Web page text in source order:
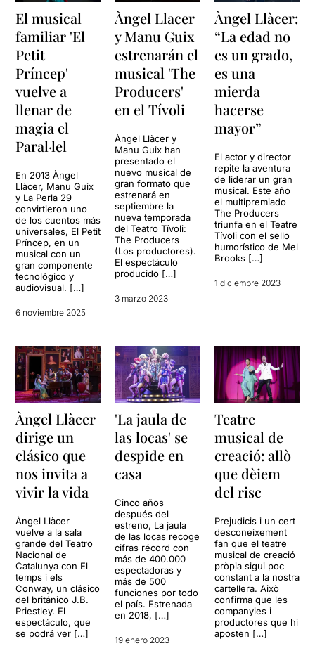
El musical
familiar 'El
Petit
Príncep'
vuelve a
llenar de
magia el
Paral·lel
En 2013 Àngel
Llàcer, Manu Guix
y La Perla 29
convirtieron uno
de los cuentos más
universales, El Petit
Príncep, en un
musical con un
gran componente
tecnológico y
audiovisual. […]
6 noviembre 2025
Àngel Llacer
y Manu Guix
estrenarán el
musical 'The
Producers'
en el Tívoli
Àngel Llàcer y
Manu Guix han
presentado el
nuevo musical de
gran formato que
estrenará en
septiembre la
nueva temporada
del Teatro Tívoli:
The Producers
(Los productores).
El espectáculo
producido […]
3 marzo 2023
Àngel Llàcer:
“La edad no
es un grado,
es una
mierda
hacerse
mayor”
El actor y director
repite la aventura
de liderar un gran
musical. Este año
el multipremiado
The Producers
triunfa en el Teatre
Tívoli con el sello
humorístico de Mel
Brooks […]
1 diciembre 2023
Àngel Llàcer
dirige un
clásico que
nos invita a
vivir la vida
Àngel Llàcer
vuelve a la sala
grande del Teatro
Nacional de
Catalunya con El
temps i els
Conway, un clásico
del británico J.B.
Priestley. El
espectáculo, que
se podrá ver […]
'La jaula de
las locas' se
despide en
casa
Cinco años
después del
estreno, La jaula
de las locas recoge
cifras récord con
más de 400.000
espectadoras y
más de 500
funciones por todo
el país. Estrenada
en 2018, […]
19 enero 2023
Teatre
musical de
creació: allò
que dèiem
del risc
Prejudicis i un cert
desconeixement
fan que el teatre
musical de creació
pròpia sigui poc
constant a la nostra
cartellera. Això
confirma que les
companyies i
productores que hi
aposten […]